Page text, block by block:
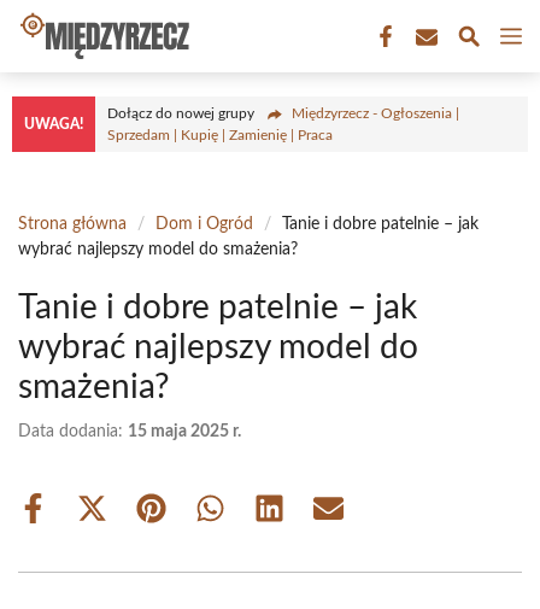
Przejdź
treści
UWAGA!
Dołącz do nowej grupy
Międzyrzecz - Ogłoszenia |
Sprzedam | Kupię | Zamienię | Praca
Strona główna / Dom i Ogród /
Tanie i dobre patelnie – jak
wybrać najlepszy model do smażenia?
Tanie i dobre patelnie – jak
wybrać najlepszy model do
smażenia?
Data dodania: 15 maja 2025 r.
Share
Share
(Twitter)
Share Share Share Share